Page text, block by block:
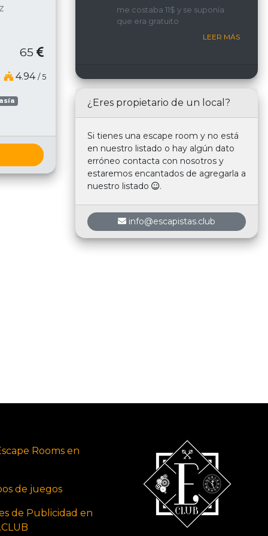
65
4.94 / 5
interacción constante con
nosotros.
me costaba 11$ y se suponía
que era gratuito
LEER MÁS
¿Eres propietario de un local?
Si tienes una escape room y no está
en nuestro listado o hay algún dato
erróneo contacta con nosotros y
estaremos encantados de agregarla a
nuestro listado
.
info@escapistas.club
Rooms en
de juegos
de Publicidad en